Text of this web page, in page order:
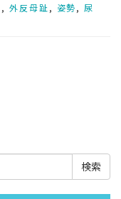
, 外反母趾, 姿勢, 尿